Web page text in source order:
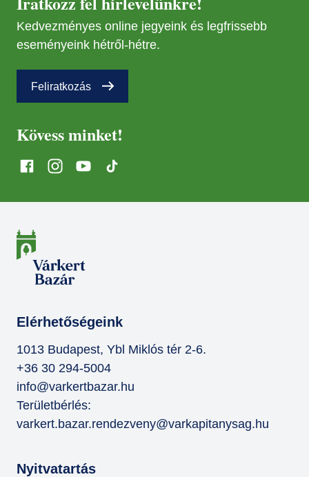
Kedvezményes online jegyeink és legfrissebb
eseményeink hétről-hétre.
Feliratkozás
Kövess minket!
Elérhetőségeink
1013 Budapest, Ybl Miklós tér 2-6.
+36 30 294-5004
info@varkertbazar.hu
Területbérlés:
varkert.bazar.rendezveny@varkapitanysag.hu
Nyitvatartás